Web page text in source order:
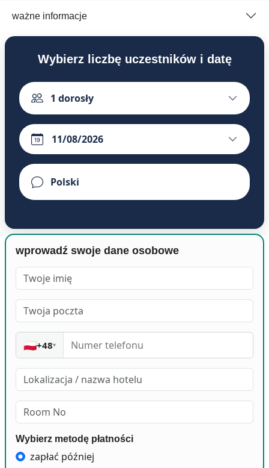
ważne informacje
Wybierz liczbę uczestników i datę
1 dorosły
wprowadź swoje dane osobowe
🇵🇱+48▾
Wybierz metodę płatności
zapłać później